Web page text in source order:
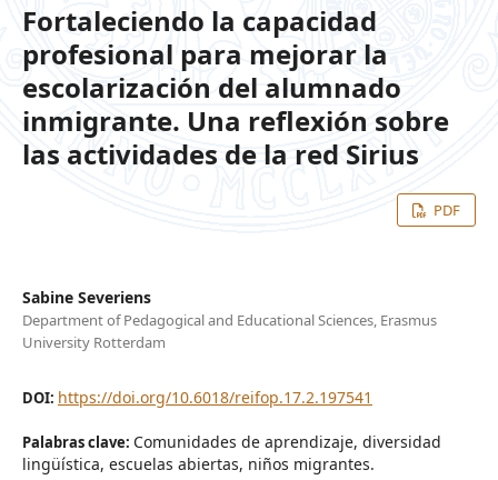
Fortaleciendo la capacidad
profesional para mejorar la
escolarización del alumnado
inmigrante. Una reflexión sobre
las actividades de la red Sirius
PDF
Sabine Severiens
Department of Pedagogical and Educational Sciences, Erasmus
University Rotterdam
DOI: https://doi.org/10.6018/reifop.17.2.197541
Palabras clave: Comunidades de aprendizaje, diversidad
lingüística, escuelas abiertas, niños migrantes.